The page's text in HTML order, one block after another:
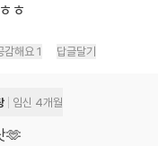
ㅎ
감해요 1 답글달기
임신 4개월
🫶